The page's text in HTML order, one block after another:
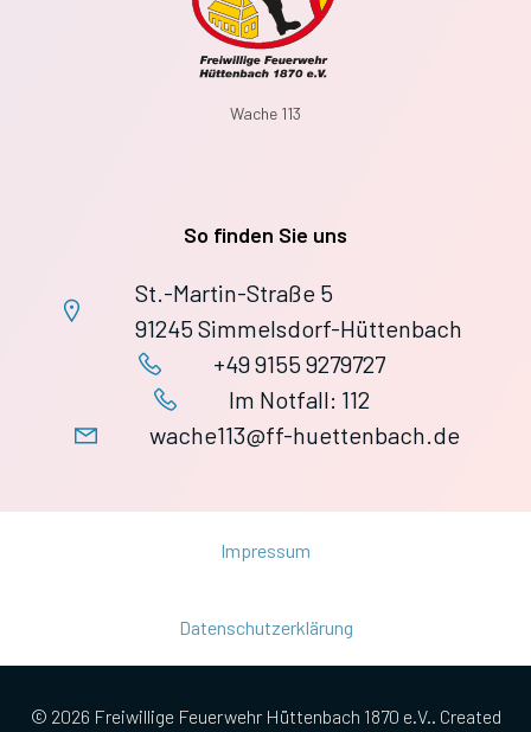
Wache 113
So finden Sie uns
St.-Martin-Straße 5
91245 Simmelsdorf-Hüttenbach
+49 9155 9279727
Im Notfall: 112
wache113@ff-huettenbach.de
Impressum
Datenschutzerklärung
© 2026 Freiwillige Feuerwehr Hüttenbach 1870 e.V.. Created